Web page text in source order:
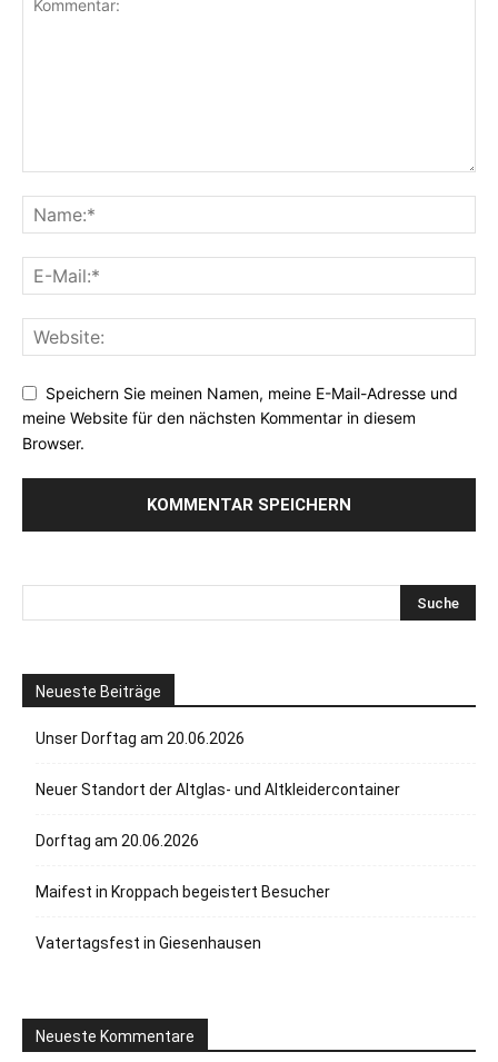
Speichern Sie meinen Namen, meine E-Mail-Adresse und
meine Website für den nächsten Kommentar in diesem
Browser.
Neueste Beiträge
Unser Dorftag am 20.06.2026
Neuer Standort der Altglas- und Altkleidercontainer
Dorftag am 20.06.2026
Maifest in Kroppach begeistert Besucher
Vatertagsfest in Giesenhausen
Neueste Kommentare